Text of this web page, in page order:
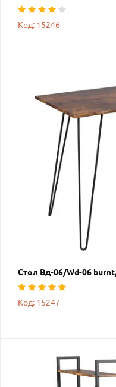
Код: 15246
Стол Вд-06/Wd-06
Код: 15247